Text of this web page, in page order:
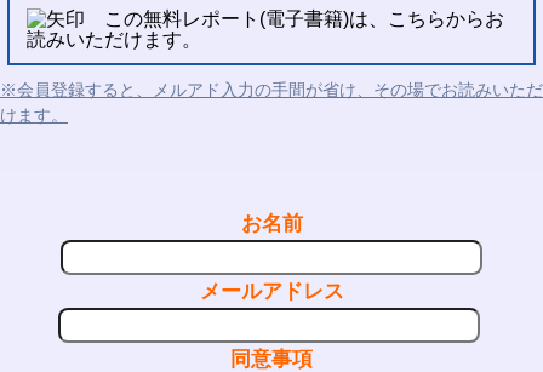
この無料レポート(電子書籍)は、こちらからお
読みいただけます。
※会員登録すると、メルアド入力の手間が省け、その場でお読みいただ
けます。
お名前
メールアドレス
同意事項